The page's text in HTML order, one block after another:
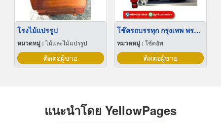
โรงไม้แปรรูป
หมวดหมู่ :ไม้และไม้แปรรูป
ติดต่อผู้ขาย
โช๊ครถบรรทุก กรุงเทพ พรานนก
หมวดหมู่ : โช้คอัพ
ติดต่อผู้ขาย
แนะนำโดย YellowPages